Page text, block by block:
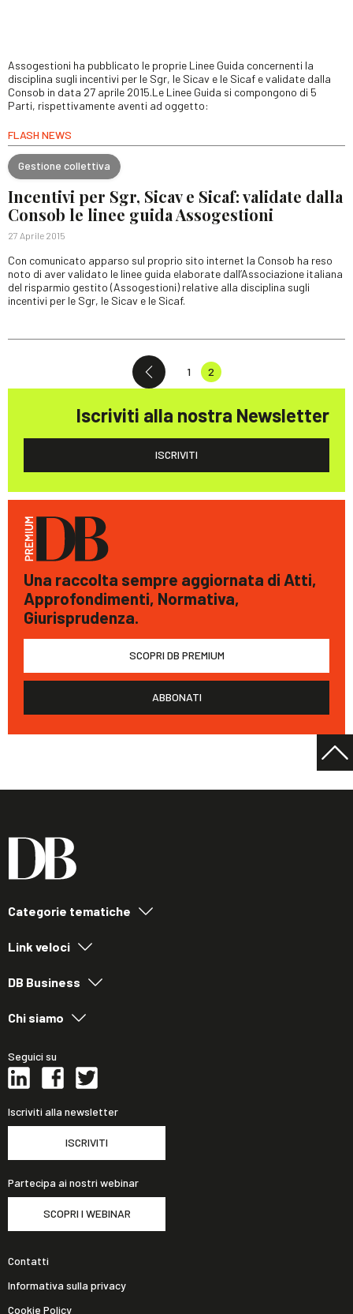
Assogestioni ha pubblicato le proprie Linee Guida concernenti la
disciplina sugli incentivi per le Sgr, le Sicav e le Sicaf e validate dalla
Consob in data 27 aprile 2015.Le Linee Guida si compongono di 5
Parti, rispettivamente aventi ad oggetto:
FLASH NEWS
Gestione collettiva
Incentivi per Sgr, Sicav e Sicaf: validate dalla
Consob le linee guida Assogestioni
27 Aprile 2015
Con comunicato apparso sul proprio sito internet la Consob ha reso
noto di aver validato le linee guida elaborate dall’Associazione italiana
del risparmio gestito (Assogestioni) relative alla disciplina sugli
incentivi per le Sgr, le Sicav e le Sicaf.
1 2
Iscriviti alla nostra Newsletter
ISCRIVITI
Una raccolta sempre aggiornata di Atti,
Approfondimenti, Normativa,
Giurisprudenza.
SCOPRI DB PREMIUM
ABBONATI
Categorie tematiche
Link veloci
DB Business
Chi siamo
Seguici su
Iscriviti alla newsletter
ISCRIVITI
Partecipa ai nostri webinar
SCOPRI I WEBINAR
Contatti
Informativa sulla privacy
Cookie Policy